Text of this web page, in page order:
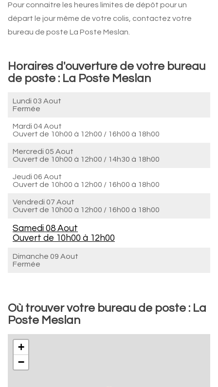
Pour connaitre les heures limites de dépôt pour un
départ le jour même de votre colis, contactez votre
bureau de poste La Poste Meslan.
Horaires d'ouverture de votre bureau
de poste : La Poste Meslan
Lundi 03 Aout
Fermée
Mardi 04 Aout
Ouvert de 10h00 à 12h00 / 16h00 à 18h00
Mercredi 05 Aout
Ouvert de 10h00 à 12h00 / 14h30 à 18h00
Jeudi 06 Aout
Ouvert de 10h00 à 12h00 / 16h00 à 18h00
Vendredi 07 Aout
Ouvert de 10h00 à 12h00 / 16h00 à 18h00
Samedi 08 Aout
Ouvert de 10h00 à 12h00
Dimanche 09 Aout
Fermée
Où trouver votre bureau de poste : La
Poste Meslan
+
−